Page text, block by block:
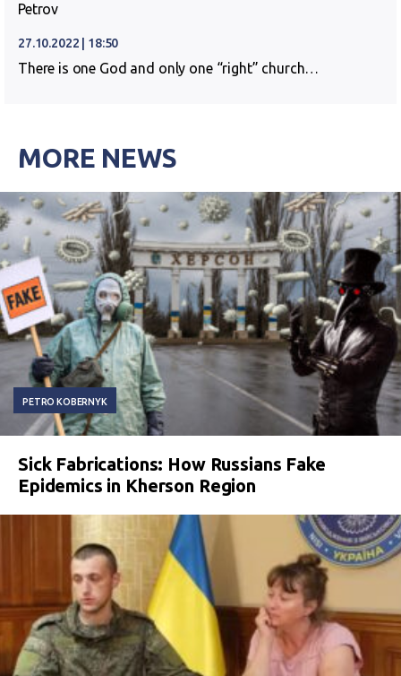
Petrov
27.10.2022 | 18:50
There is one God and only one “right” church…
MORE NEWS
PETRO KOBERNYK
Sick Fabrications: How Russians Fake
Epidemics in Kherson Region